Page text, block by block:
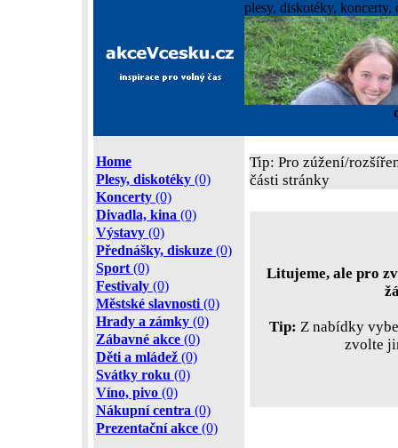
plesy, diskotéky,
Home
Plesy, diskotéky (0)
Koncerty (0)
Divadla, kina (0)
Výstavy (0)
Přednášky, diskuze (0)
Sport (0)
Festivaly (0)
Městské slavnosti (0)
Hrady a zámky (0)
Zábavné akce (0)
Děti a mládež (0)
Svátky roku (0)
Víno, pivo (0)
Nákupní centra (0)
Prezentační akce (0)
Tip: Pro zúžení/
části stránky
Litujeme, ale pro
Tip: Z nabídky
zvolte